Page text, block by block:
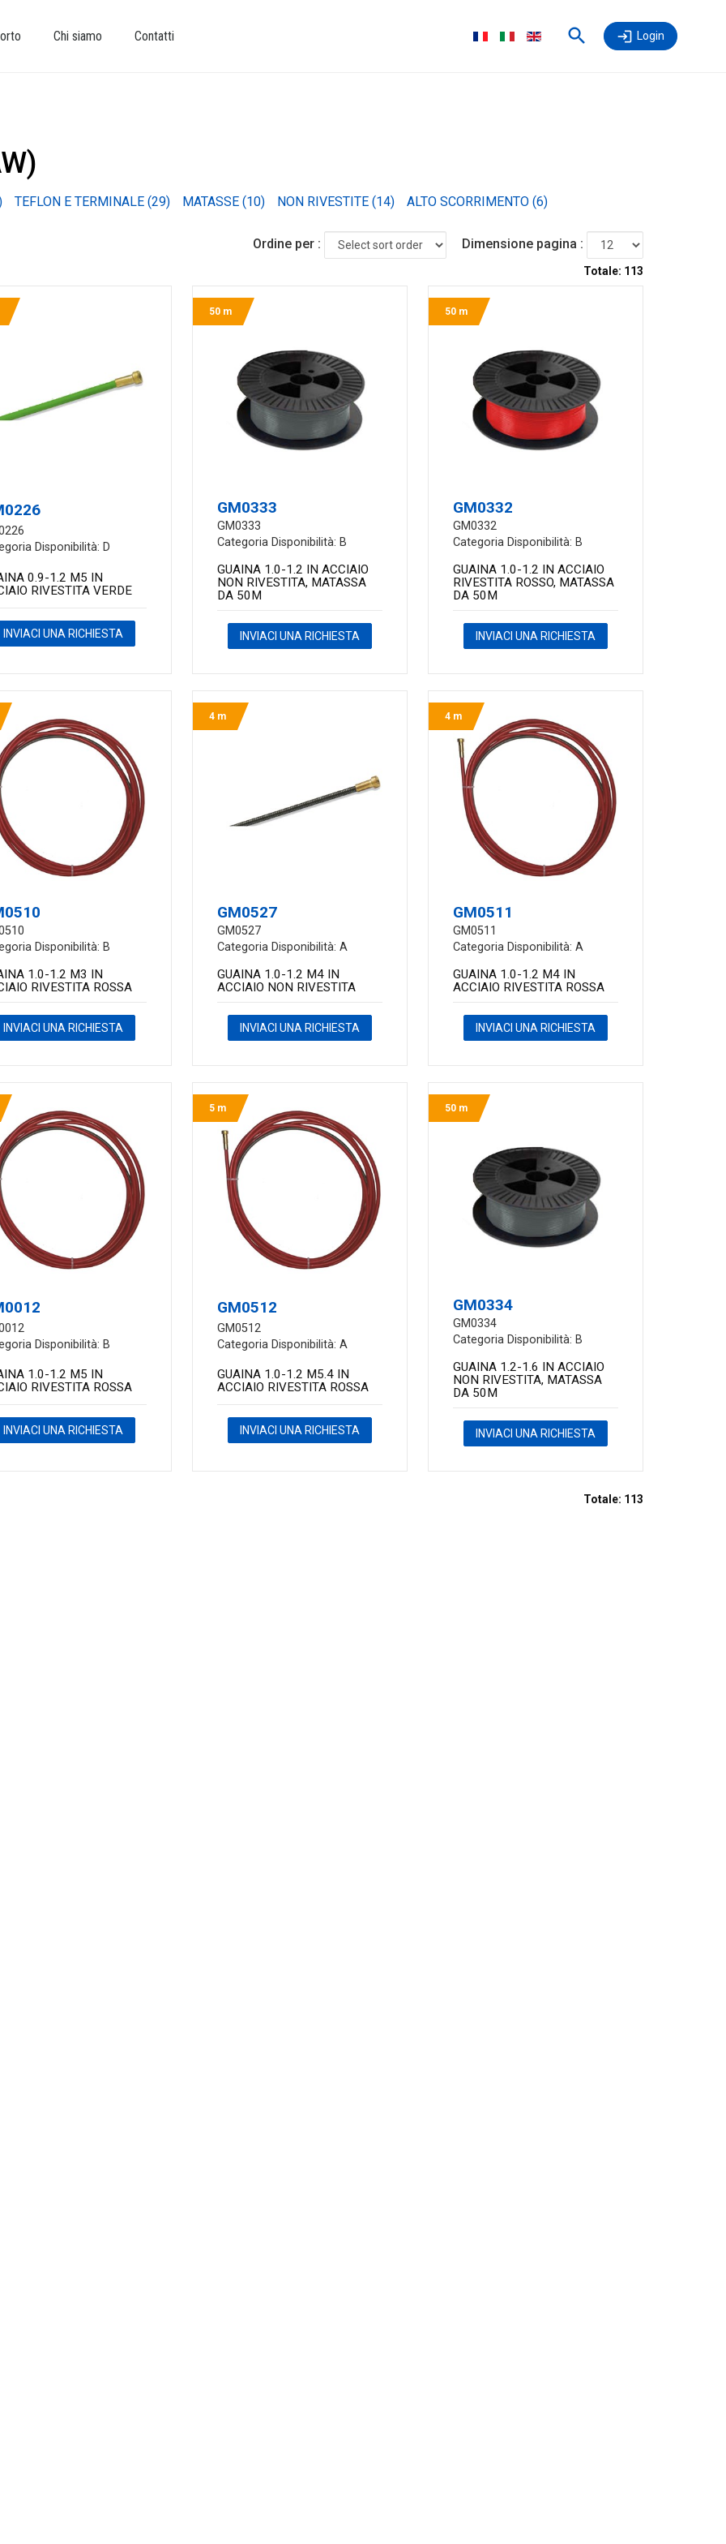
Chi siamo Contatti Login
Ordine per : Dimensione pagina :
Totale: 113
0.9-1.2 M5 IN
RIVESTITA VERDE
Disponibilità: D
INVIACI UNA RICHIESTA
50 m
GUAINA 1.0-1.2 IN ACCIAIO
NON RIVESTITA, MATASSA
DA 50M
GM0333
Categoria Disponibilità: B
GM0333
INVIACI UNA RICHIESTA
50 m
GUAINA 1.0-1.2 IN ACCIAIO
RIVESTITA ROSSO, MATASSA
DA 50M
GM0332
Categoria Disponibilità: B
GM0332
INVIACI UNA RICHIESTA
1.0-1.2 M3 IN
RIVESTITA ROSSA
Disponibilità: B
INVIACI UNA RICHIESTA
4 m
GUAINA 1.0-1.2 M4 IN
ACCIAIO NON RIVESTITA
GM0527
Categoria Disponibilità: A
GM0527
INVIACI UNA RICHIESTA
4 m
GUAINA 1.0-1.2 M4 IN
ACCIAIO RIVESTITA ROSSA
GM0511
Categoria Disponibilità: A
GM0511
INVIACI UNA RICHIESTA
1.0-1.2 M5 IN
RIVESTITA ROSSA
Disponibilità: B
INVIACI UNA RICHIESTA
5 m
GUAINA 1.0-1.2 M5.4 IN
ACCIAIO RIVESTITA ROSSA
GM0512
Categoria Disponibilità: A
GM0512
INVIACI UNA RICHIESTA
50 m
GUAINA 1.2-1.6 IN ACCIAIO
NON RIVESTITA, MATASSA
DA 50M
GM0334
Categoria Disponibilità: B
GM0334
INVIACI UNA RICHIESTA
Totale: 113